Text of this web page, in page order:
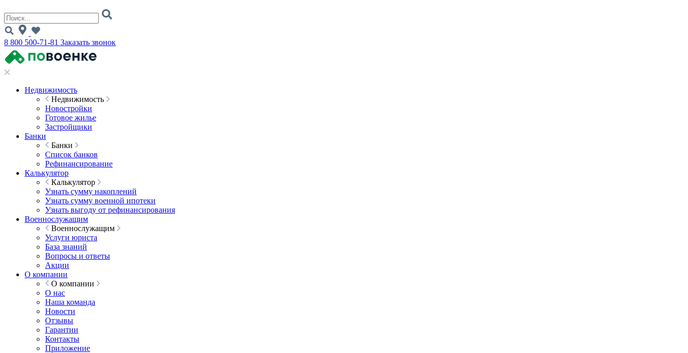
8 800 500-71-81 Заказать звонок
Недвижимость
Недвижимость
Новостройки
Готовое жилье
Застройщики
Банки
Банки
Список банков
Рефинансирование
Калькулятор
Калькулятор
Узнать сумму накоплений
Узнать сумму военной ипотеки
Узнать выгоду от рефинансирования
Военнослужащим
Военнослужащим
Услуги юриста
База знаний
Вопросы и ответы
Акции
О компании
О компании
О нас
Наша команда
Новости
Отзывы
Гарантии
Контакты
Приложение